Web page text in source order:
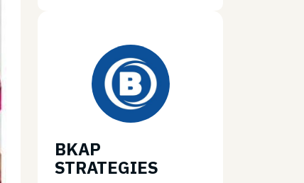
BKAP
STRATEGIES